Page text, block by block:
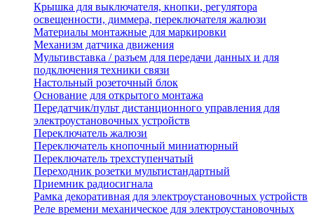
Крышка для выключателя, кнопки, регулятора
освещенности, диммера, переключателя жалюзи
Материалы монтажные для маркировки
Механизм датчика движения
Мультивставка / разъем для передачи данных и для
подключения техники связи
Настольный розеточный блок
Основание для открытого монтажа
Передатчик/пульт дистанционного управления для
электроустановочных устройств
Переключатель жалюзи
Переключатель кнопочный миниатюрный
Переключатель трехступенчатый
Переходник розетки мультистандартный
Приемник радиосигнала
Рамка декоративная для электроустановочных устройств
Реле времени механическое для электроустановочных